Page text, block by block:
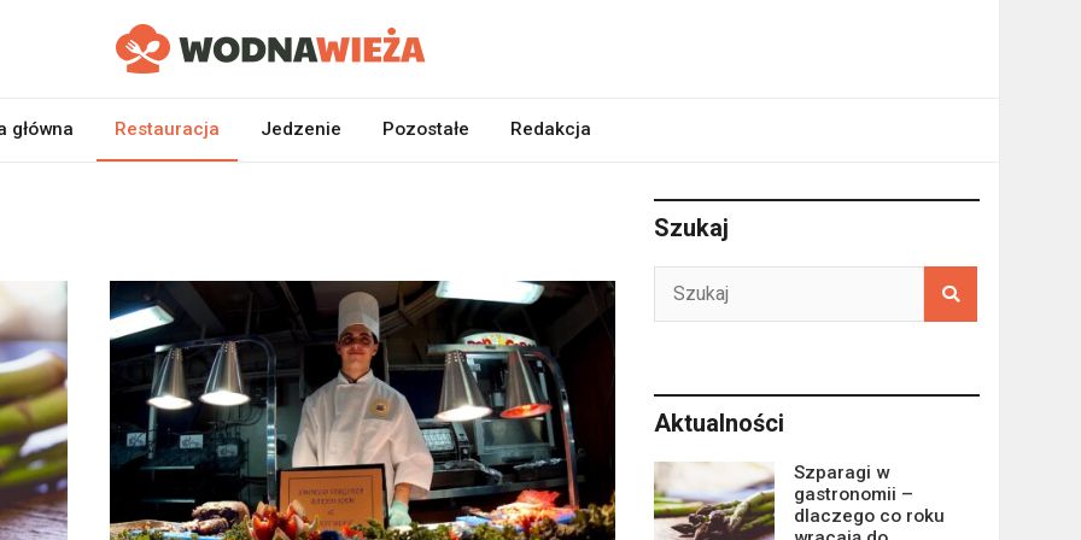
główna Restauracja Jedzenie Pozostałe Redakcja
Szukaj
Aktualności
Szparagi w
gastronomii –
dlaczego co roku